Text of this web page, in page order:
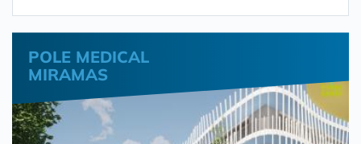
POLE MEDICAL
MIRAMAS